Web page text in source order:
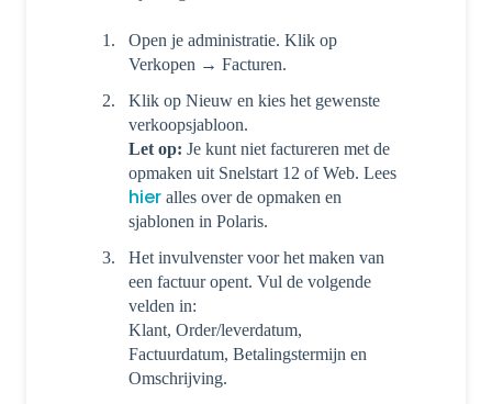
Open je administratie. Klik op
Verkopen → Facturen.
Klik op Nieuw en kies het gewenste
verkoopsjabloon.
Let op: Je kunt niet factureren met de
opmaken uit Snelstart 12 of Web. Lees
hier alles over de opmaken en
sjablonen in Polaris.
Het invulvenster voor het maken van
een factuur opent. Vul de volgende
velden in:
Klant, Order/leverdatum,
Factuurdatum, Betalingstermijn en
Omschrijving.